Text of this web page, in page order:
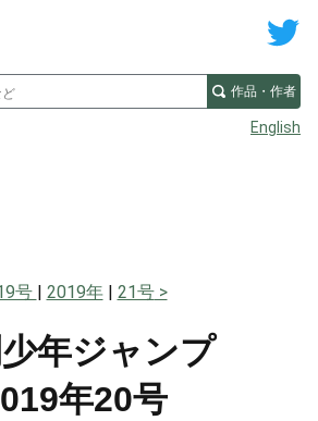
作品・作者
English
号 2019年 21号
年ジャンプ
年20号